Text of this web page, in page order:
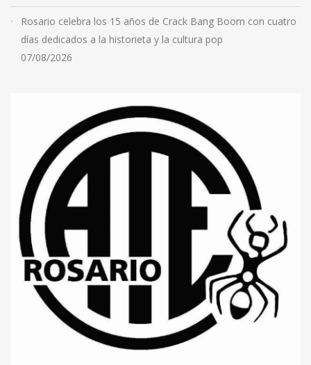
Rosario celebra los 15 años de Crack Bang Boom con cuatro
días dedicados a la historieta y la cultura pop
07/08/2026